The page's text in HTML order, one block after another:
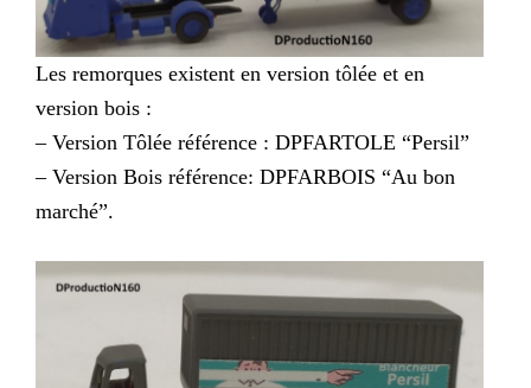
Les remorques existent en version tôlée et en
version bois :
– Version Tôlée référence : DPFARTOLE “Persil”
– Version Bois référence: DPFARBOIS “Au bon
marché”.